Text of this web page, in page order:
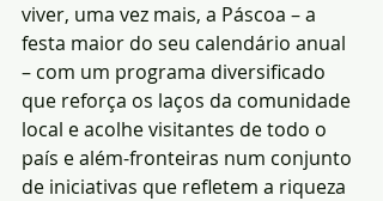
viver, uma vez mais, a Páscoa – a
festa maior do seu calendário anual
– com um programa diversificado
que reforça os laços da comunidade
local e acolhe visitantes de todo o
país e além-fronteiras num conjunto
de iniciativas que refletem a riqueza